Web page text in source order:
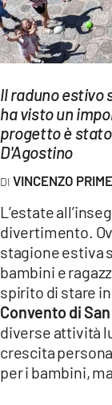
Streaming
LAC TV
LAC ONAIR
LaC
LACTV.IT
LACONAIR.IT
LACITYMAG.IT
ILREGGINO.IT
Il raduno estivo
ha visto un
progetto è
D'Agostino
VINCENZO
L’estate
divertimento.
stagione estiva
bambini e
spirito di stare
Convento di
diverse attività
crescita
per i bambini,